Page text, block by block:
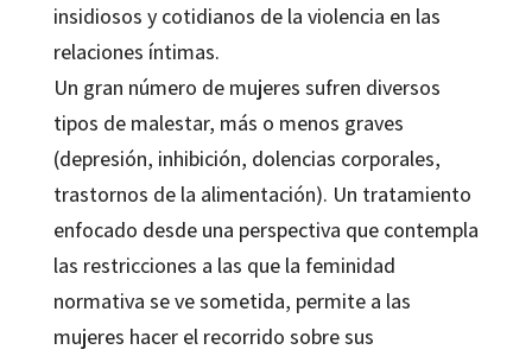
insidiosos y cotidianos de la violencia en las
relaciones íntimas.
Un gran número de mujeres sufren diversos
tipos de malestar, más o menos graves
(depresión, inhibición, dolencias corporales,
trastornos de la alimentación). Un tratamiento
enfocado desde una perspectiva que contempla
las restricciones a las que la feminidad
normativa se ve sometida, permite a las
mujeres hacer el recorrido sobre sus